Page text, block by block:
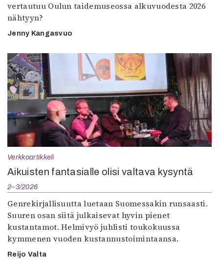
vertautuu Oulun taidemuseossa alkuvuodesta 2026
nähtyyn?
Jenny Kangasvuo
Verkkoartikkeli
Aikuisten fantasialle olisi valtava kysyntä
2–3/2026
Genrekirjallisuutta luetaan Suomessakin runsaasti.
Suuren osan siitä julkaisevat hyvin pienet
kustantamot. Helmivyö juhlisti toukokuussa
kymmenen vuoden kustannustoimintaansa.
Reijo Valta